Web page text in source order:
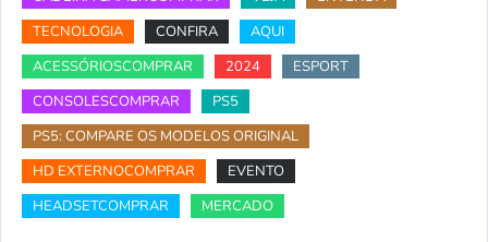
TECNOLOGIA
CONFIRA
AQUI
ACESSÓRIOSCOMPRAR
2024
ESPORT
CONSOLESCOMPRAR
PS5
PS5: COMPARE OS MODELOS ORIGINAL
HD EXTERNOCOMPRAR
EVENTO
HEADSETCOMPRAR
MERCADO